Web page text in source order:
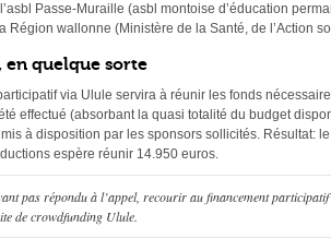
Passe-Muraille (asbl montoise d’éducation
Région wallonne (Ministère de la Santé, de l’Action
en quelque sorte
via Ulule servira à réunir les fonds
effectué (absorbant la quasi totalité du budget
à disposition par les sponsors sollicités. Résultat:
espère réunir 14.950 euros.
pas répondu à l’appel, recourir au financement
decrowdfunding Ulule.